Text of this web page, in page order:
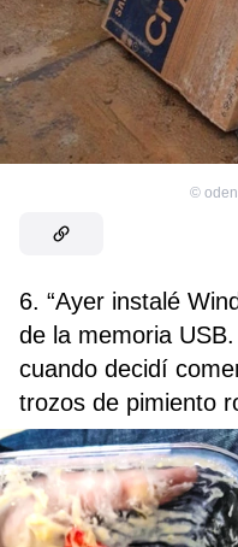
©
6. “Ayer instalé
de la memoria
cuando decidí
trozos de pimiento